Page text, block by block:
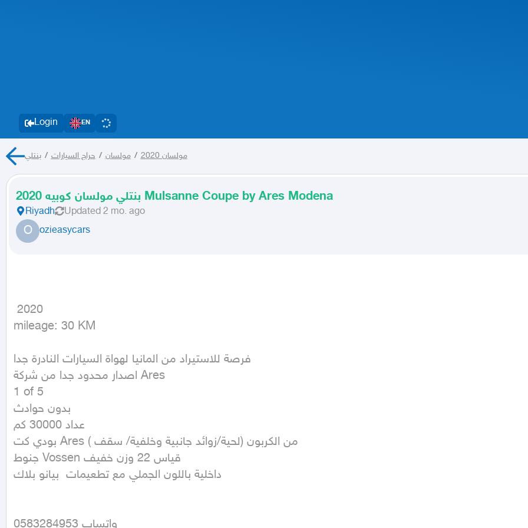
Login EN
مولسان 2020 / مولسان / حراج السيارات / بنتلي
بنتلي مولسان كوبيه 2020 Mulsanne Coupe by Ares Modena
Riyadh Updated 2 mo. ago
O ozieasycars
mileage: 30 KM
فرصة للاستيراد من المانيا لهواة السيارات النادرة جدا
اصدار محدود جدا من شركة Ares
1 of 5
بدون حوادث
عداد 30000 كم
بودي كت Ares ( لحية/زوائد جانبية وخلفية/ سقف) من الكربون
جنوط Vossen قياس 22 وزن خفيف
داخلية باللون الجملي مع تطعيمات  بيانو بلاك
واتساب 0583284953